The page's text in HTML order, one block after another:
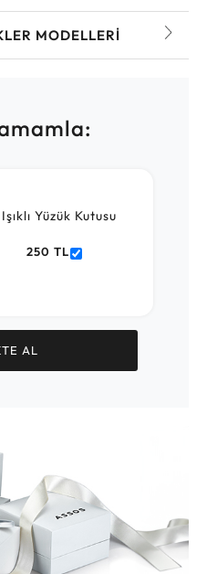
MODELLERI
Işıklı Yüzük Kutusu
250 TL
AL